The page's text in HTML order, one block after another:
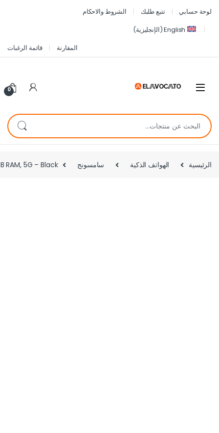
لوحة حسابي تتبع طلبك
الشروط والاحكام
English
(الإنجليزية)
المقارنة
قائمة الرغبات
0
الرئيسية الهواتف الذكية سامسونج RAM, 5G – Black